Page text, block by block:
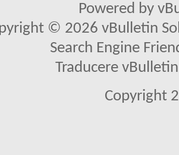
Powered by
© 2026 vBulletin
Search Engine
Traducere
Copyright